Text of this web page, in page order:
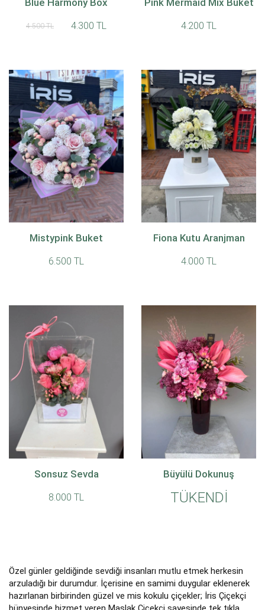
4.500 TL 4.300 TL 4.200 TL
Mistypink Buket
6.500 TL
Fiona Kutu Aranjman
4.000 TL
Sonsuz Sevda
8.000 TL
Büyülü Dokunuş
TÜKENDİ
Özel günler geldiğinde sevdiği insanları mutlu etmek herkesin
arzuladığı bir durumdur. İçerisine en samimi duygular eklenerek
hazırlanan birbirinden güzel ve mis kokulu çiçekler; İris Çiçekçi